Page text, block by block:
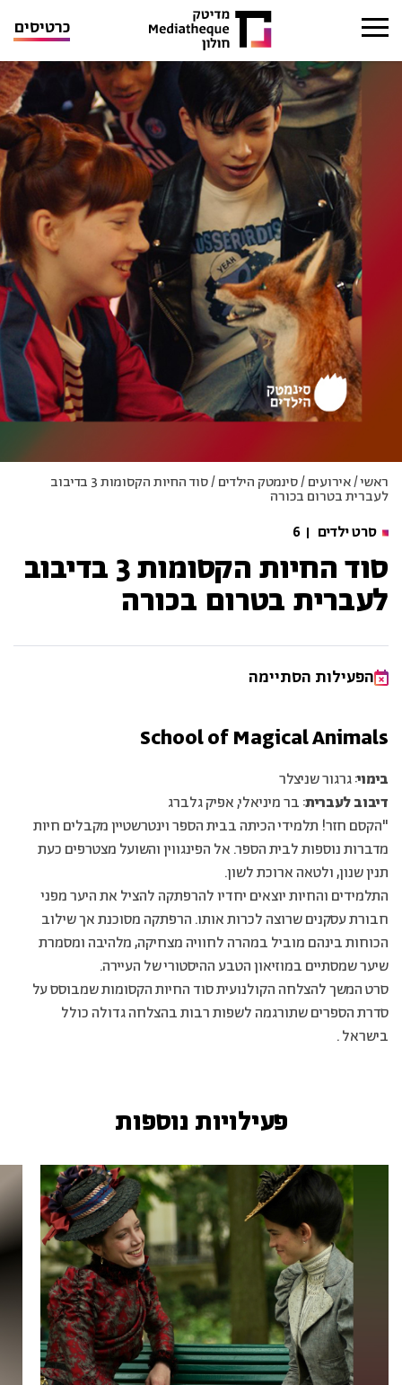
כרטיסים
ראשי/אירועים/סינמטק הילדים/ סוד החיות הקסומות 3 בדיבוב
לעברית בטרום בכורה
סרט ילדים 6
סוד החיות הקסומות 3 בדיבוב
לעברית בטרום בכורה
הפעילות הסתיימה
School of Magical Animals
בימוי: גרגור שניצלר
דיבוב לעברית: בר מיניאלי, אפיק גלברג
"הקסם חזר! תלמידי הכיתה בבית הספר וינטרשטיין מקבלים חיות
מדברות נוספות לבית הספר. אל הפינגווין והשועל מצטרפים כעת
תנין שנון, ולטאה ארוכת לשון.
התלמידים והחיות יוצאים יחדיו להרפתקה להציל את היער מפני
חבורת עסקנים שרוצה לכרות אותו. הרפתקה מסוכנת אך שילוב
הכוחות בינהם מוביל במהרה לחוויה מצחיקה, מלהיבה ומסמרת
שיער שמסתיים במוזיאון הטבע ההיסטורי של העיירה.
סרט המשך להצלחה הקולנועית סוד החיות הקסומות שמבוסס על
סדרת הספרים שתורגמה לשפות רבות בהצלחה גדולה כולל
בישראל .
פעילויות נוספות